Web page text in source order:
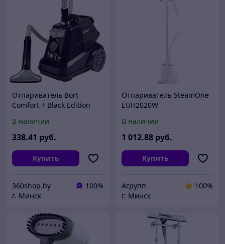
Отпариватель Bort
Comfort + Black Edition
В наличии
338.41 руб.
Купить
360shop.by
100%
г. Минск
Отпариватель SteamOne
EUH2020W
В наличии
1 012.88 руб.
Купить
Агрупп
100%
г. Минск